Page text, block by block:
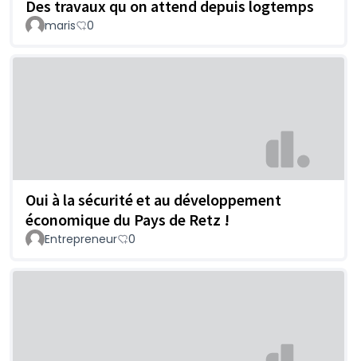
Des travaux qu on attend depuis logtemps
maris 0
Oui à la sécurité et au développement
économique du Pays de Retz !
Entrepreneur 0